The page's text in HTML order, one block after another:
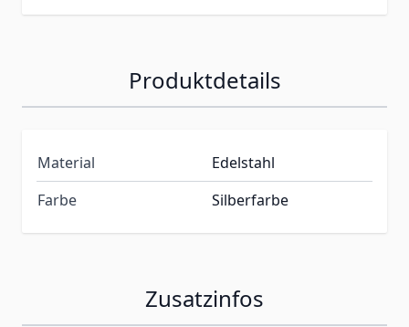
Produktdetails
Material
Edelstahl
Farbe
Silberfarbe
Zusatzinfos